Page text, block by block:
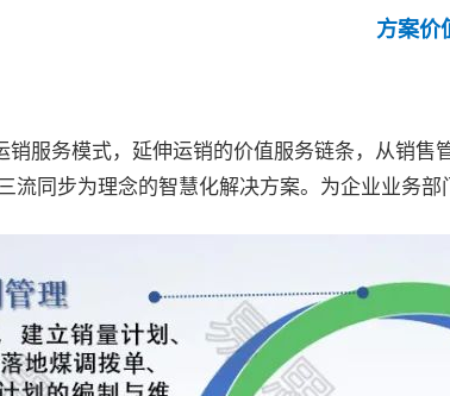
方案价
销服务模式，延伸运销的价值服务链条，从销
流同步为理念的智慧化解决方案。为企业业务部